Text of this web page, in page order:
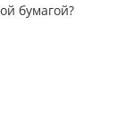
бумагой?